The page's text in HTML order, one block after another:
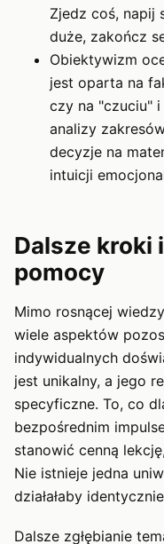
Zjedz coś, napij
duże, zakończ
Obiektywizm
jest oparta na
czy na "czuciu"
analizy
decyzje na
intuicji
Dalsze kroki
pomocy
Mimo rosnącej
wiele aspektów
indywidualnych
jest unikalny, a jego
specyficzne. To, co
bezpośrednim
stanowić cenną
Nie istnieje jedna
działałaby
Dalsze zgłębianie